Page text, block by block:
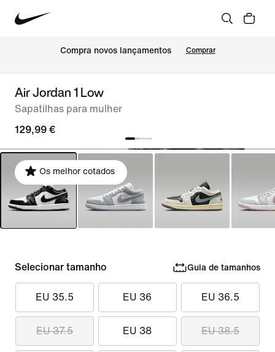
Compra novos lançamentos Comprar
Air Jordan 1 Low
Sapatilhas para mulher
129,99 €
Os melhor cotados
Selecionar tamanho Guia de tamanhos
EU 35.5 EU 36 EU 36.5
EU 37.5 EU 38 EU 38.5